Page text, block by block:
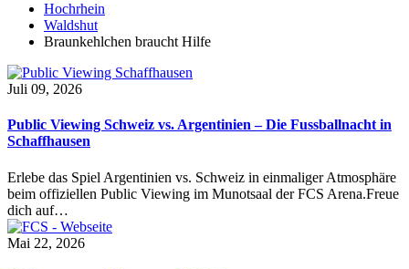
Hochrhein
Waldshut
Braunkehlchen braucht Hilfe
Juli 09, 2026
Public Viewing Schweiz vs. Argentinien – Die Fussballnacht in
Schaffhausen
Erlebe das Spiel Argentinien vs. Schweiz in einmaliger Atmosphäre
beim offiziellen Public Viewing im Munotsaal der FCS Arena.Freue
dich auf…
Mai 22, 2026